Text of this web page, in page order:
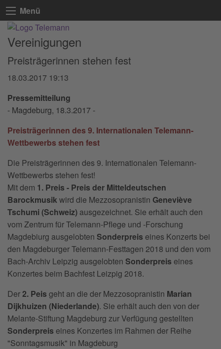
Menü
Vereinigungen
Preisträgerinnen stehen fest
18.03.2017 19:13
Pressemitteilung
- Magdeburg, 18.3.2017 -
Preisträgerinnen des 9. Internationalen Telemann-
Wettbewerbs stehen fest
Die Preisträgerinnen des 9. Internationalen Telemann-
Wettbewerbs stehen fest!
Mit dem 1. Preis - Preis der Mitteldeutschen
Barockmusikwird die Mezzosopranistin Geneviève
Tschumi (Schweiz) ausgezeichnet. Sie erhält auch den
vom Zentrum für Telemann-Pflege und -Forschung
Magdebiurg ausgelobten Sonderpreis eines Konzerts bei
den Magdeburger Telemann-Festtagen 2018 und den vom
Bach-Archiv Leipzig ausgelobten Sonderpreis eines
Konzertes beim Bachfest Leizpig 2018.
Der2. Peis geht an die der Mezzosopranistin Marian
Dijkhuizen (Niederlande). Sie erhält auch den von der
Melante-Stiftung Magdeburg zur Verfügung gestellten
Sonderpreis eines Konzertes im Rahmen der Reihe
"Sonntagsmusik" in Magdeburg